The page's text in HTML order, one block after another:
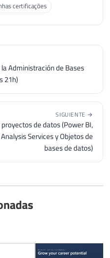
certificações
Administración de Bases
21h)
SIGUIENTE →
de datos (Power BI,
Services y Objetos de
bases de datos)